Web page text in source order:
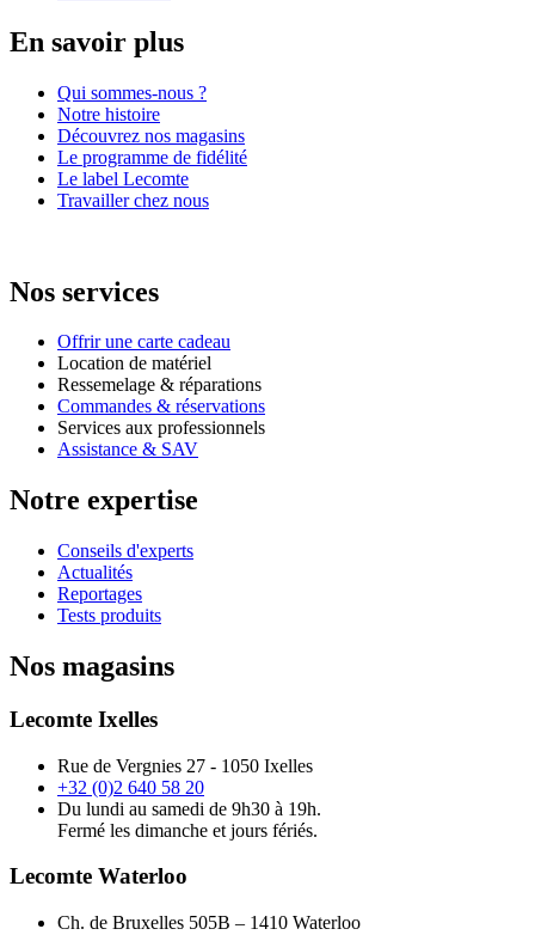
En savoir plus
Qui sommes-nous ?
Notre histoire
Découvrez nos magasins
Le programme de fidélité
Le label Lecomte
Travailler chez nous
Nos services
Offrir une carte cadeau
Location de matériel
Ressemelage & réparations
Commandes & réservations
Services aux professionnels
Assistance & SAV
Notre expertise
Conseils d'experts
Actualités
Reportages
Tests produits
Nos magasins
Lecomte Ixelles
Rue de Vergnies 27 - 1050 Ixelles
+32 (0)2 640 58 20
Du lundi au samedi de 9h30 à 19h.
Fermé les dimanche et jours fériés.
Lecomte Waterloo
Ch. de Bruxelles 505B – 1410 Waterloo